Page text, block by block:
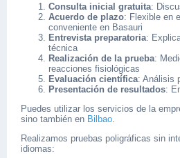
Consulta inicial gratuita:
Acuerdo de plazo: Flexible en
conveniente en Basauri
Entrevista preparatoria:
técnica
Realización de la prueba:
reacciones fisiológicas
Evaluación científica: Análisis
Presentación de resultados:
Puedes utilizar los servicios de la
sino también en Bilbao
Realizamos pruebas poligráficas sin
idiomas: